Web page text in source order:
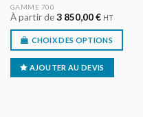
GAMME 700
À partir de3 850,00€ HT
CHOIX DES OPTIONS
AJOUTER AU DEVIS